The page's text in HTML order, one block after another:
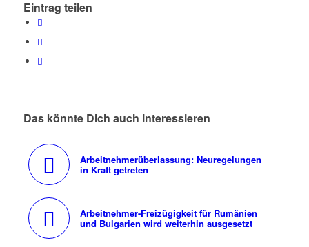
Eintrag teilen
Das könnte Dich auch interessieren
Arbeitnehmerüberlassung: Neuregelungen
in Kraft getreten
Arbeitnehmer-Freizügigkeit für Rumänien
und Bulgarien wird weiterhin ausgesetzt